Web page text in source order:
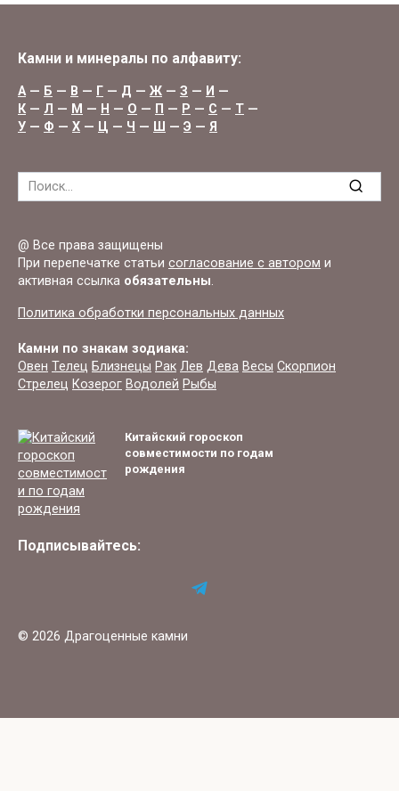
Камни и минералы по алфавиту:
А— Б — В — Г — Д — Ж — З — И —
К — Л — М — Н — О — П — Р — С — Т —
У — Ф — Х — Ц — Ч — Ш — Э — Я
Search
for:
@ Все права защищены
При перепечатке статьи согласование с автором и
активная ссылка обязательны.
Политика обработки персональных данных
Камни по знакам зодиака:
Овен Телец Близнецы Рак Лев Дева Весы Скорпион
Стрелец Козерог Водолей Рыбы
Китайский гороскоп
совместимости по годам
рождения
Подписывайтесь:
© 2026 Драгоценные камни